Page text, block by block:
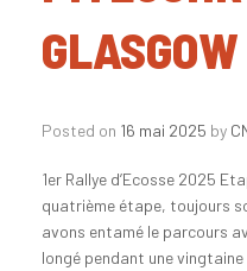
GLASGOW
Posted on 16 mai 2025 by
1er Rallye d’Ecosse 2025
quatrième étape, toujours
avons entamé le parcours
longé pendant une